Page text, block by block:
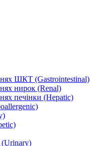
ШКТ (Gastrointestinal)
нирок (Renal)
печінки (Hepatic)
(Urinary)